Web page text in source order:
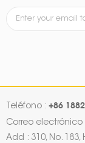
Teléfono : +86
Correo electrónico
Add : 310, No.